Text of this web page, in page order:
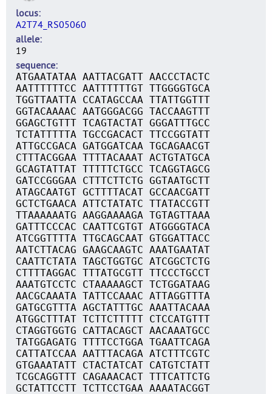
locus
A2T74_RS05060
allele
19
sequence
ATGAATATAA AATTACGATT AACCCTACTC
AATTTTTTCC AATTTTTTGT TTGGGGTGCA
TGGTTAATTA CCATAGCCAA TTATTGGTTT
GGTACAAAAC AATGGGACGG TACCAAGTTT
GGAGCTGTTT TCAGTACTAT GGGATTTGCC
TCTATTTTTA TGCCGACACT TTCCGGTATT
ATTGCCGACA GATGGATCAA TGCAGAACGT
CTTTACGGAA TTTTACAAAT ACTGTATGCA
GCAGTATTAT TTTTTCTGCC TCAGGTAGCG
GATCCGGGAA CTTTCTTCTG GGTAATGCTT
ATAGCAATGT GCTTTTACAT GCCAACGATT
GCTCTGAACA ATTCTATATC TTATACCGTT
TTAAAAAATG AAGGAAAAGA TGTAGTTAAA
GATTTCCCAC CAATTCGTGT ATGGGGTACA
ATCGGTTTTA TTGCAGCAAT GTGGATTACC
AATCTTACAG GAAGCAAGTC AAATGAATAT
CAATTCTATA TAGCTGGTGC ATCGGCTCTG
CTTTTAGGAC TTTATGCGTT TTCCCTGCCT
AAATGTCCTC CTAAAAAGCT TCTGGATAAG
AACGCAAATA TATTCCAAAC ATTAGGTTTA
GATGCGTTTA AGCTATTTGC AAATTACAAA
ATGGCTTTAT TCTTCTTTTT CTCCATGTTT
CTAGGTGGTG CATTACAGCT AACAAATGCC
TATGGAGATG TTTTCCTGGA TGAATTCAGA
CATTATCCAA AATTTACAGA ATCTTTCGTC
GTGAAATATT CTACTATCAT CATGTCTATT
TCGCAGGTTT CAGAAACACT TTTCATTCTG
GCTATTCCTT TCTTCCTGAA AAAATACGGT